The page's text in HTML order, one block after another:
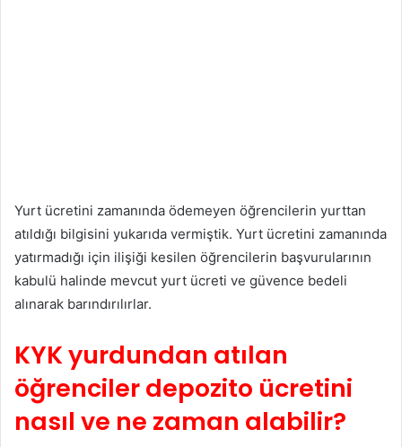
Yurt ücretini zamanında ödemeyen öğrencilerin yurttan
atıldığı bilgisini yukarıda vermiştik. Yurt ücretini zamanında
yatırmadığı için ilişiği kesilen öğrencilerin başvurularının
kabulü halinde mevcut yurt ücreti ve güvence bedeli
alınarak barındırılırlar.
KYK yurdundan atılan
öğrenciler depozito ücretini
nasıl ve ne zaman alabilir?